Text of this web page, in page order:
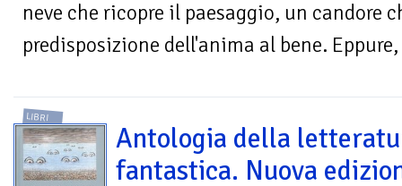
neve che ricopre il paesaggio, un candore
predisposizione dell'anima al bene.
LIBRI
Antologia della
fantastica. Nuova